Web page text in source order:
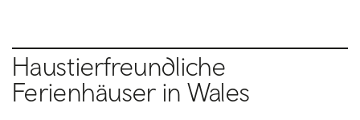
Haustierfreundliche
Ferienhäuser in Wales